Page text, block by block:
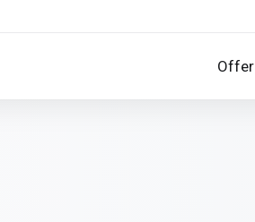
Offer